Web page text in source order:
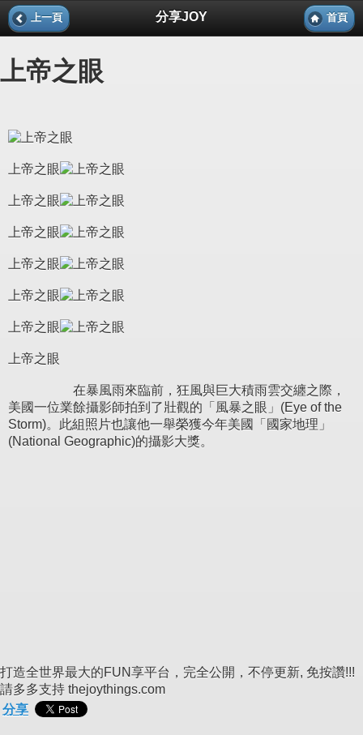
上一頁 分享JOY 首頁
上帝之眼
上帝之眼
上帝之眼
上帝之眼
上帝之眼
上帝之眼
上帝之眼
上帝之眼
在暴風雨來臨前，狂風與巨大積雨雲交纏之際，
美國一位業餘攝影師拍到了壯觀的「風暴之眼」(Eye of the
Storm)。此組照片也讓他一舉榮獲今年美國「國家地理」
(National Geographic)的攝影大獎。
打造全世界最大的FUN享平台，完全公開，不停更新, 免按讚!!!
請多多支持 thejoythings.com
分享